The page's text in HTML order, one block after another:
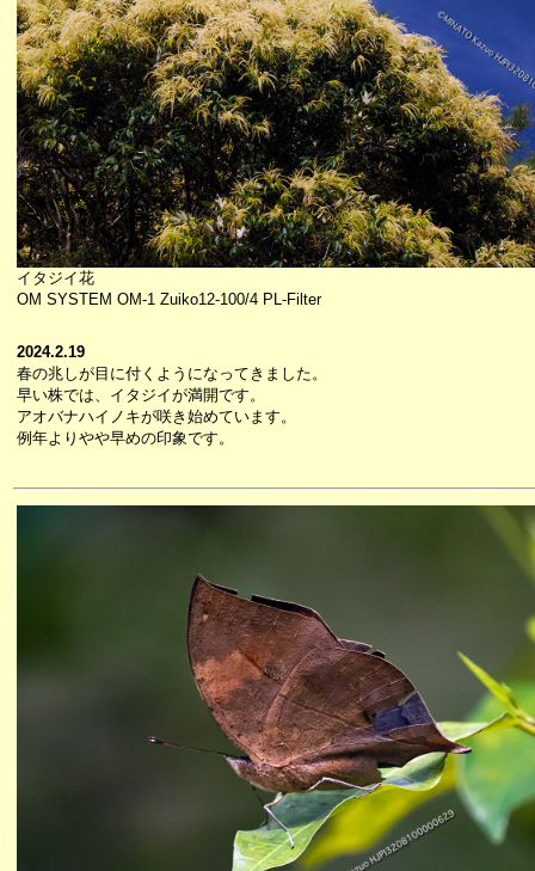
イタジイ花
OM SYSTEM OM-1 Zuiko12-100/4 PL-Filter
2024.2.19
春の兆しが目に付くようになってきました。
早い株では、イタジイが満開です。
アオバナハイノキが咲き始めています。
例年よりやや早めの印象です。